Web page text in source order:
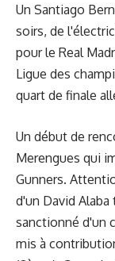
Un Santiago
soirs, de
pour le Real
Ligue des
quart de finale
Un début de
Merengues qui
Gunners.
d'un David
sanctionné d'un
mis à